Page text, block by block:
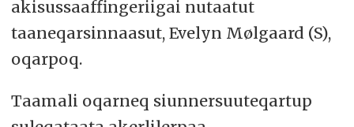
akisussaaffingeriigai nutaatut
taaneqarsinnaasut, Evelyn Mølgaard (S),
oqarpoq.
Taamali oqarneq siunnersuuteqartup